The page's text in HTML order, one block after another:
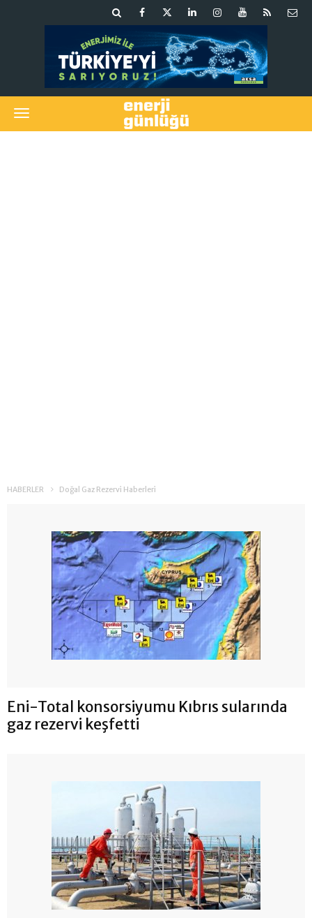
HABERLER Doğal Gaz Rezervi Haberleri
Eni-Total konsorsiyumu Kıbrıs sularında
gaz rezervi keşfetti